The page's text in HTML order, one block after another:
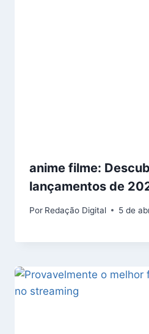
anime filme:
lançamentos de
Por Redação Digital 5 de